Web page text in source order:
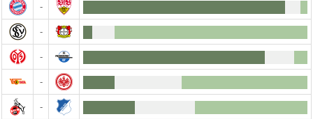
-
-
-
-
-